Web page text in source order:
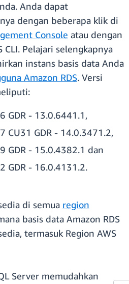
Anda dapat
dengan beberapa klik di
Console atau dengan
CLI. Pelajari selengkapnya
instans basis data Anda
Amazon RDS. Versi
GDR - 13.0.6441.1,
CU31 GDR - 14.0.3471.2,
GDR - 15.0.4382.1 dan
GDR - 16.0.4131.2.
di semua region
basis data Amazon RDS
termasuk Region AWS
Server memudahkan